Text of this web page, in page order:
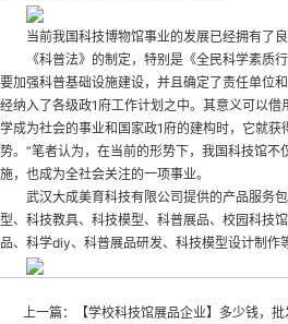
当前我国科技博物馆事业的发展已经拥有了
《科普法》的制定，特别是《全民科学素质
要加强科普基础设施建设，并且确定了责任单位
经纳入了各级政1府工作计划之中。其意义可以借
学成为社会的事业和国家政1府的建构时，它就
势。”笔者认为，在当前的形势下，我国科技馆不
施，也成为全社会关注的一项事业。
武汉大成美育科技有限公司提供的产品服务
型、科技教具、科技模型、科普展品、校园科技
品、科学diy、科普展品研发、科技模型设计制作
上一篇： 【学校科技馆展品企业】多少钱，